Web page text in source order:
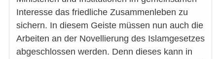
Interesse das friedliche Zusammenleben zu
sichern. In diesem Geiste müssen nun auch die
Arbeiten an der Novellierung des Islamgesetzes
abgeschlossen werden. Denn dieses kann in